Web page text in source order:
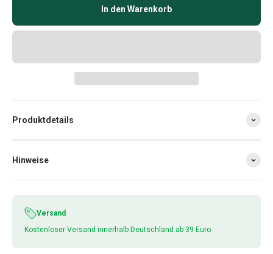
In den Warenkorb
Produktdetails
Hinweise
Versand
Kostenloser Versand innerhalb Deutschland ab 39 Euro